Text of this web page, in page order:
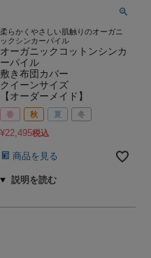
柔らかくやさしい肌触りのオーガニ
ックシンカーパイル
オーガニックコットンシンカ
ーパイル
敷き布団カバー
クイーンサイズ
【オーダーメイド】
春 秋 夏 冬
¥22,495税込
商品を見る